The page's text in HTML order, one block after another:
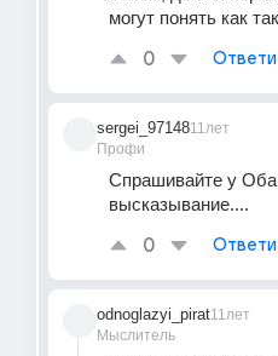
могут понять как
0
sergei_97148
Профи
11лет
Спрашивайте у
высказывание....
0
odnoglazyi_pirat
Мыслитель
11лет